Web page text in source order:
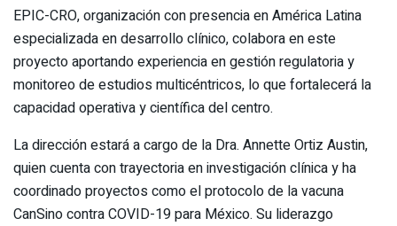
EPIC-CRO, organización con presencia en América Latina
especializada en desarrollo clínico, colabora en este
proyecto aportando experiencia en gestión regulatoria y
monitoreo de estudios multicéntricos, lo que fortalecerá la
capacidad operativa y científica del centro.
La dirección estará a cargo de la Dra. Annette Ortiz Austin,
quien cuenta con trayectoria en investigación clínica y ha
coordinado proyectos como el protocolo de la vacuna
CanSino contra COVID-19 para México. Su liderazgo